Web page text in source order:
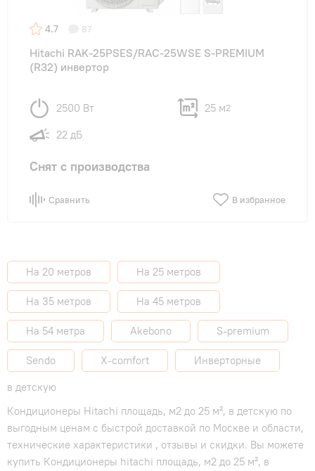
4.7 87
Hitachi RAK-25PSES/RAC-25WSE S-PREMIUM
(R32) инвертор
2500 Вт 25 м2
22 дБ
Снят с производства
Сравнить В избранное
На 20 метров На 25 метров
На 35 метров На 45 метров
На 54 метра Akebono S-premium
Sendo X-comfort
Инверторные
в детскую
Кондиционеры Hitachi площадь, м2 до 25 м², в детскую по
выгодным ценам с быстрой доставкой по Москве и области,
технические характеристики , отзывы и скидки. Вы можете
купить Кондиционеры hitachi площадь, м2 до 25 м², в